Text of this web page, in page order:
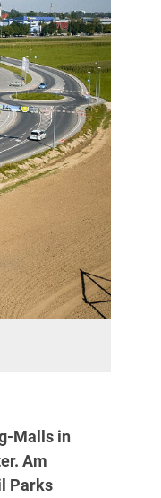
Malls in
Am
Parks